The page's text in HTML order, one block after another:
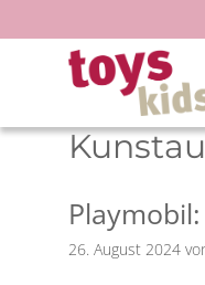
Inhalt
springen
26. August 2024